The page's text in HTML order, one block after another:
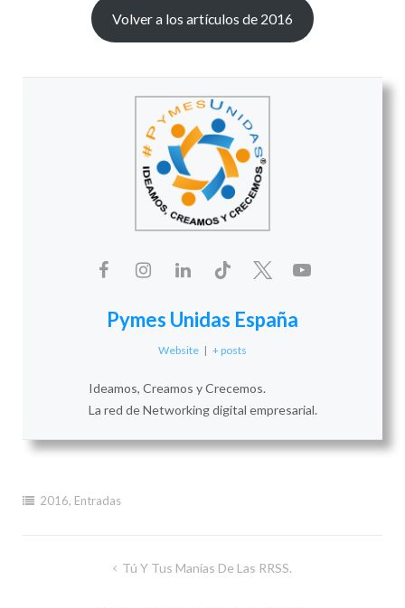
Volver a los artículos de 2016
Pymes Unidas España
Website | + posts
Ideamos, Creamos y Crecemos.
La red de Networking digital empresarial.
2016, Entradas
NavegaciónTú Y Tus Manías De Las RRSS.